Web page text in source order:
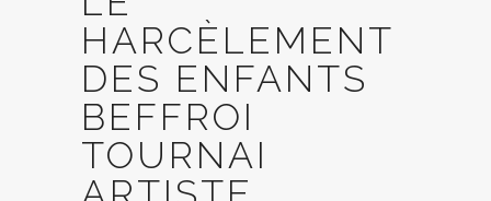
HARCÈLEMENT
DES ENFANTS
BEFFROI
TOURNAI